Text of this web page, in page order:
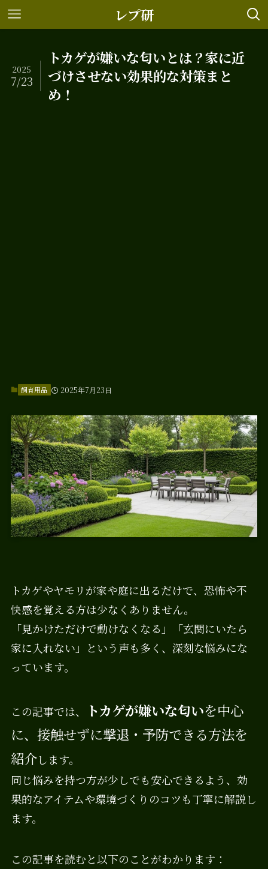
レプ研
トカゲが嫌いな匂いとは？家に近
づけさせない効果的な対策まと
め！
2025
7/23
飼育用品 2025年7月23日
トカゲやヤモリが家や庭に出るだけで、恐怖や不
快感を覚える方は少なくありません。
「見かけただけで動けなくなる」「玄関にいたら
家に入れない」という声も多く、深刻な悩みにな
っています。
この記事では、 トカゲが嫌いな匂いを中心
に、接触せずに撃退・予防できる方法を
紹介します。
同じ悩みを持つ方が少しでも安心できるよう、効
果的なアイテムや環境づくりのコツも丁寧に解説し
ます。
この記事を読むと以下のことがわかります：